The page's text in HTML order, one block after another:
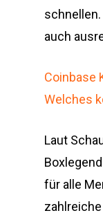
auch
Coinbase
Welches
Laut
für alle